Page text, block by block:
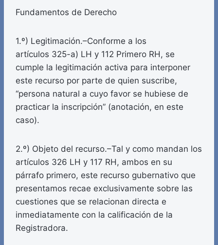
Fundamentos de Derecho
1.º) Legitimación.–Conforme a los
artículos 325-a) LH y 112 Primero RH, se
cumple la legitimación activa para interponer
este recurso por parte de quien suscribe,
“persona natural a cuyo favor se hubiese de
practicar la inscripción” (anotación, en este
caso).
2.º) Objeto del recurso.–Tal y como mandan los
artículos 326 LH y 117 RH, ambos en su
párrafo primero, este recurso gubernativo que
presentamos recae exclusivamente sobre las
cuestiones que se relacionan directa e
inmediatamente con la calificación de la
Registradora.